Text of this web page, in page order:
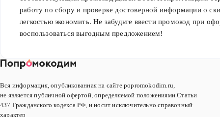
работу по сбору и проверке достоверной информации о
легкостью экономить. Не забудьте ввести промокод при
воспользоваться выгодным предложением!
Вся информация, опубликованная на сайте popromokodim.ru,
не является публичной офертой, определяемой положениями Статьи
437 Гражданского кодекса РФ, и носит исключительно справочный
характер